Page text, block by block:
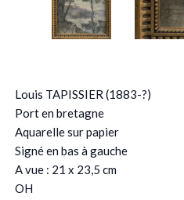
Louis TAPISSIER (1883-?)
Port en bretagne
Aquarelle sur papier
Signé en bas à gauche
A vue : 21 x 23,5 cm
OH